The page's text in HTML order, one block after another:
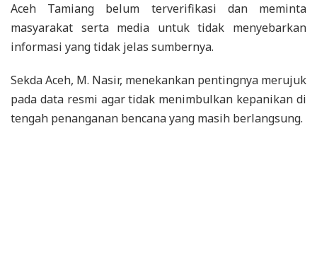
Aceh Tamiang belum terverifikasi dan meminta
masyarakat serta media untuk tidak menyebarkan
informasi yang tidak jelas sumbernya.
Sekda Aceh, M. Nasir, menekankan pentingnya merujuk
pada data resmi agar tidak menimbulkan kepanikan di
tengah penanganan bencana yang masih berlangsung.